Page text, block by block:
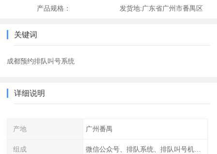
产品规格： 发货地:广东省广州市番禺区
关键词
成都预约排队叫号系统
详细说明
产地 广州番禺
组成 微信公众号、排队系统、排队叫号机、呼叫器、窗口显示屏